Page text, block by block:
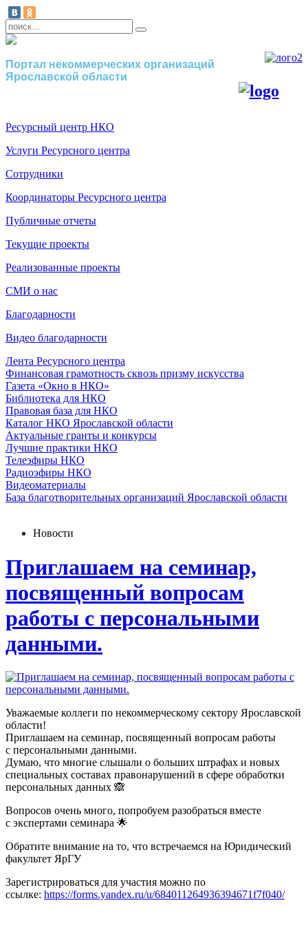
Портал некоммерческих организаций
Ярославской области
Ресурсный центр НКО
Услуги Ресурсного центра
Сотрудники
Координаторы Ресурсного центра
Публичные отчеты
Текущие проекты
Реализованные проекты
СМИ о нас
Благодарности
Видео благодарности
Лента Ресурсного центра
Финансовая грамотность сквозь призму искусства
Газета «Окно в НКО»
Библиотека для НКО
Правовая база для НКО
Каталог НКО Ярославской области
Актуальные гранты и конкурсы
Лучшие практики НКО
Телеэфиры НКО
Радиоэфиры НКО
Видеоматериалы
База благотворительных организаций Ярославской области
Новости
Приглашаем на семинар,
посвященный вопросам
работы с персональными
данными.
Уважаемые коллеги по некоммерческому сектору Ярославской
области!
Приглашаем на семинар, посвященный вопросам работы
с персональными данными.
Думаю, что многие слышали о больших штрафах и новых
специальных составах правонарушений в сфере обработки
персональных данных 🙈
Вопросов очень много, попробуем разобраться вместе
с экспертами семинара 🌟
Обратите внимание на то, что встречаемся на Юридический
факультет ЯрГУ
Зарегистрироваться для участия можно по
ссылке: https://forms.yandex.ru/u/684011264936394671f7f040/